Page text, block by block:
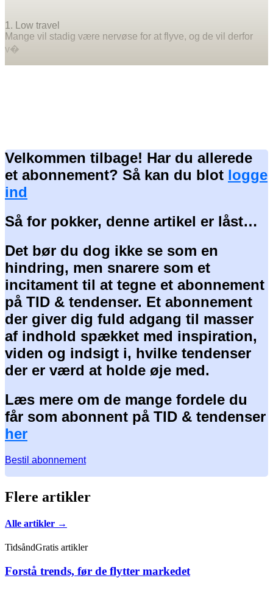
1. Low travel
Mange vil stadig være nervøse for at flyve, og de vil derfor
v�
Velkommen tilbage! Har du allerede
et abonnement? Så kan du blot logge
ind
Så for pokker, denne artikel er låst…
Det bør du dog ikke se som en
hindring, men snarere som et
incitament til at tegne et abonnement
på TID & tendenser. Et abonnement
der giver dig fuld adgang til masser
af indhold spækket med inspiration,
viden og indsigt i, hvilke tendenser
der er værd at holde øje med.
Læs mere om de mange fordele du
får som abonnent på TID & tendenser
her
Bestil abonnement
Flere artikler
Alle artikler →
TidsåndGratis artikler
Forstå trends, før de flytter markedet